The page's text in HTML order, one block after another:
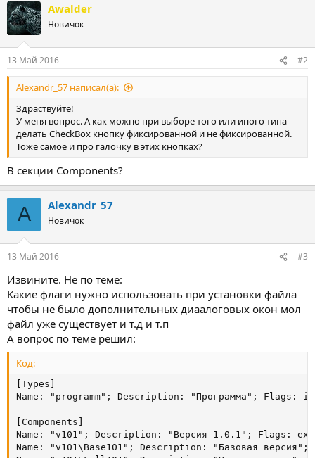
Awalder
Новичок
13 Май 2016 #2
Alexandr_57 написал(а):
Здраствуйте!
У меня вопрос. А как можно при выборе того или иного типа
делать CheckBox кнопку фиксированной и не фиксированной.
Тоже самое и про галочку в этих кнопках?
В секции Components?
A Alexandr_57
Новичок
13 Май 2016 #3
Извините. Не по теме:
Какие флаги нужно использовать при установки файла
чтобы не было дополнительных диаалоговых окон мол
файл уже существует и т.д и т.п
А вопрос по теме решил:
Код:
[Types]
Name: "programm"; Description: "Программа"; Flags:
[Components]
Name: "v101"; Description: "Версия 1.0.1"; Flags:
Name: "v101\Base101"; Description: "Базовая